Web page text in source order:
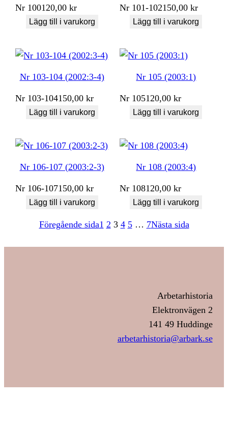
Nr 100120,00kr
Lägg till i varukorg
Nr 101-102150,00kr
Lägg till i varukorg
Nr 103-104 (2002:3-4)
Nr 103-104150,00kr
Lägg till i varukorg
Nr 105 (2003:1)
Nr 105120,00kr
Lägg till i varukorg
Nr 106-107 (2003:2-3)
Nr 106-107150,00kr
Lägg till i varukorg
Nr 108 (2003:4)
Nr 108120,00kr
Lägg till i varukorg
Föregående sida1 2 3 4 5 … 7Nästa sida
Arbetarhistoria
Elektronvägen 2
141 49 Huddinge
arbetarhistoria@arbark.se